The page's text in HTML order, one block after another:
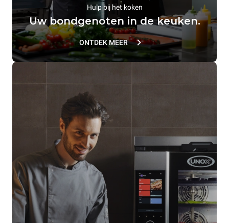
Hulp bij het koken
Uw bondgenoten in de keuken.
ONTDEK MEER